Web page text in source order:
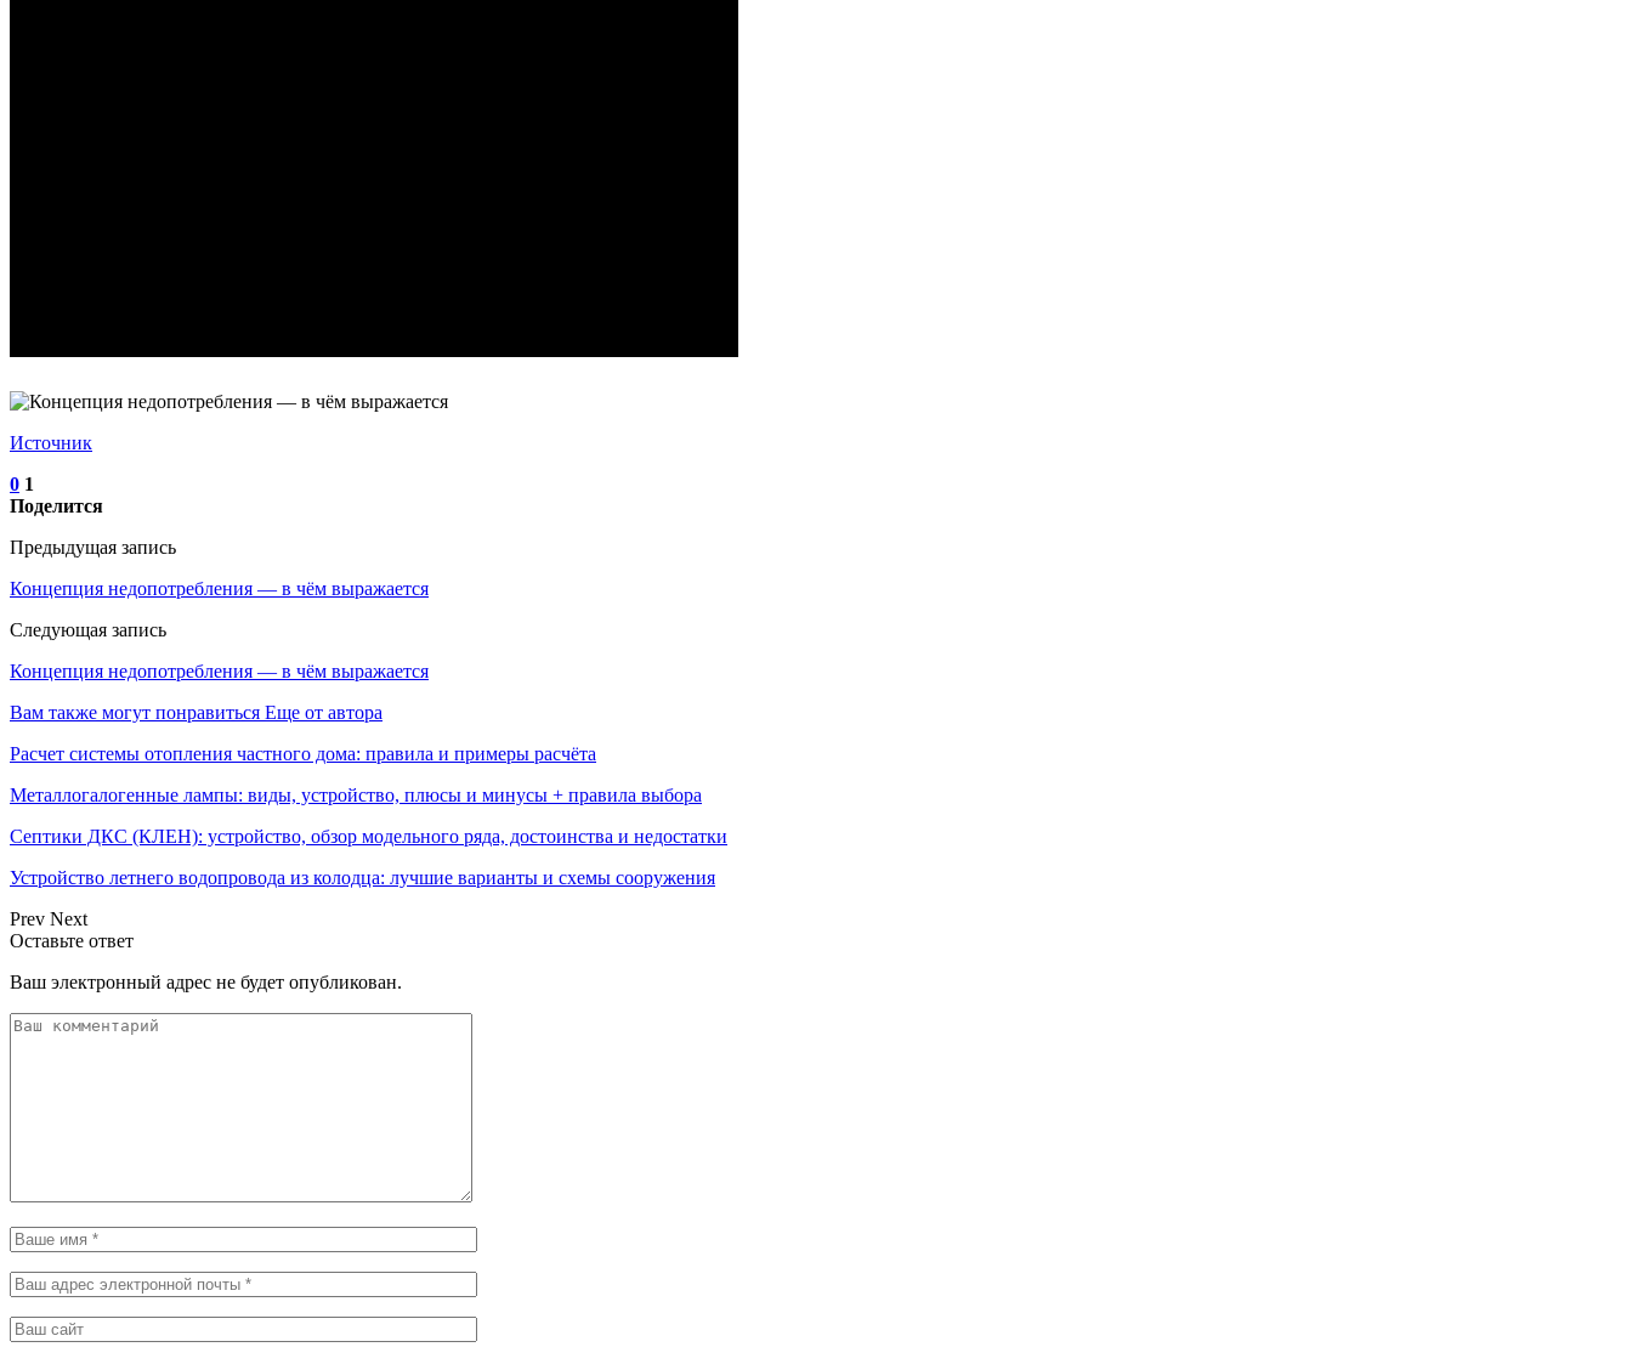
Источник
0 1
Поделится
Предыдущая запись
Концепция недопотребления — в чём выражается
Следующая запись
Концепция недопотребления — в чём выражается
Вам также могут понравиться Еще от автора
Расчет системы отопления частного дома: правила и примеры расчёта
Металлогалогенные лампы: виды, устройство, плюсы и минусы + правила выбора
Септики ДКС (КЛЕН): устройство, обзор модельного ряда, достоинства и недостатки
Устройство летнего водопровода из колодца: лучшие варианты и схемы сооружения
Prev Next
Оставьте ответ
Ваш электронный адрес не будет опубликован.